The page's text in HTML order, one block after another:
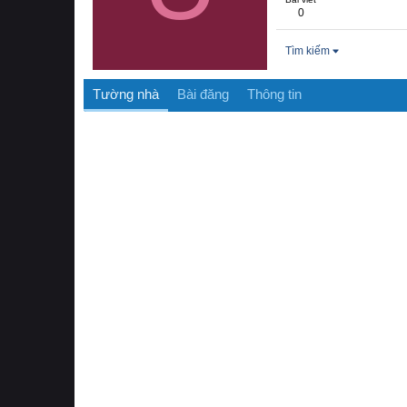
0
Tìm kiếm
Tường nhà Bài đăng Thông tin